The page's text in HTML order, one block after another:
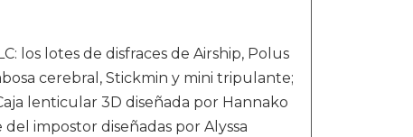
los lotes de disfraces de Airship, Polus
cerebral, Stickmin y mini tripulante;
lenticular 3D diseñada por Hannako
impostor diseñadas por Alyssa